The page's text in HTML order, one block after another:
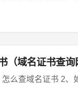
（域名证书查询
本文目录